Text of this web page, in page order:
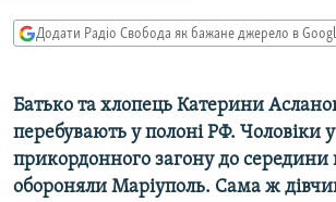
Додати Радіо Свобода як бажане джерело в
Батько та хлопець Катерини
перебувають у полоні РФ. Чоловіки у
прикордонного загону до середини
обороняли Маріуполь. Сама ж